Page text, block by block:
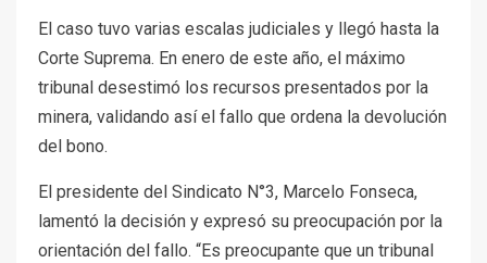
El caso tuvo varias escalas judiciales y llegó hasta la
Corte Suprema. En enero de este año, el máximo
tribunal desestimó los recursos presentados por la
minera, validando así el fallo que ordena la devolución
del bono.
El presidente del Sindicato N°3, Marcelo Fonseca,
lamentó la decisión y expresó su preocupación por la
orientación del fallo. “Es preocupante que un tribunal